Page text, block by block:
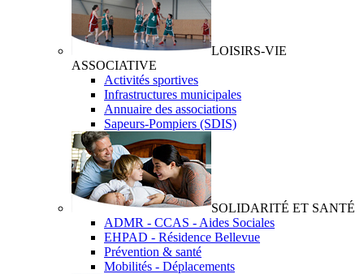
LOISIRS-VIE
ASSOCIATIVE
Activités sportives
Infrastructures municipales
Annuaire des associations
Sapeurs-Pompiers (SDIS)
SOLIDARITÉ ET SANTÉ
ADMR - CCAS - Aides Sociales
EHPAD - Résidence Bellevue
Prévention & santé
Mobilités - Déplacements